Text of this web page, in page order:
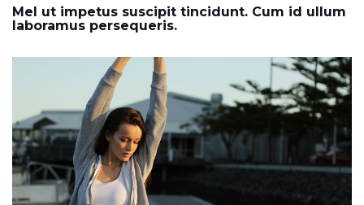
Mel ut impetus suscipit tincidunt. Cum id ullum
laboramus persequeris.